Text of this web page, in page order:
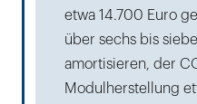
etwa 14.700 Euro
über sechs bis
amortisieren, der
Modulherstellung